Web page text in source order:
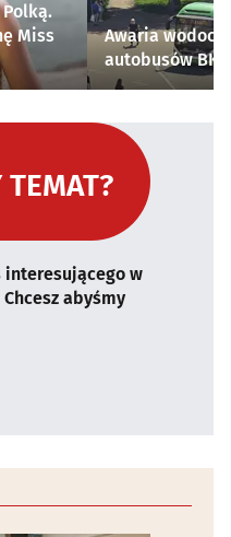
Miss
Awaria
autobusów
TEMAT?
interesującego w
abyśmy